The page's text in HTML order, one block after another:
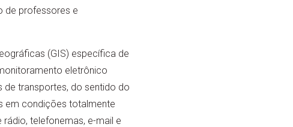
de professores e
(GIS) específica de
eletrônico
de transportes, do sentido do
em condições totalmente
telefonemas, e-mail e